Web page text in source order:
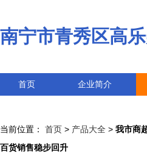
南宁市青秀区高
首页 企业简介
当前位置： 首页 > 产品大全 > 我市商
百货销售稳步回升